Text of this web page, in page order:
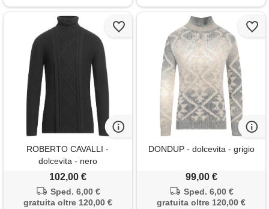
ROBERTO CAVALLI -
dolcevita - nero
102,00 €
Sped. 6,00 €
gratuita oltre 120,00 €
DONDUP - dolcevita - grigio
99,00 €
Sped. 6,00 €
gratuita oltre 120,00 €